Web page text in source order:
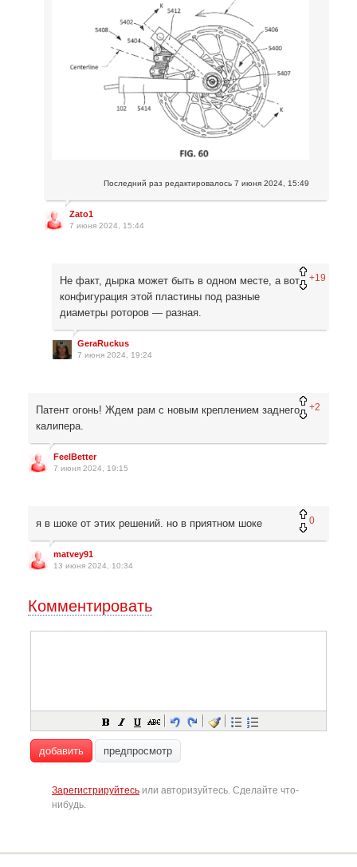
Последний раз редактировалось 7 июня 2024, 15:49
Zato1
7 июня 2024, 15:44
+19
Не факт, дырка может быть в одном месте, а вот
конфигурация этой пластины под разные
диаметры роторов — разная.
GeraRuckus
7 июня 2024, 19:24
+2
Патент огонь! Ждем рам с новым креплением заднего
калипера.
FeelBetter
7 июня 2024, 19:15
0
я в шоке от этих решений. но в приятном шоке
matvey91
13 июня 2024, 10:34
Комментировать
добавить предпросмотр
Зарегистрируйтесь или авторизуйтесь. Сделайте что-
нибудь.